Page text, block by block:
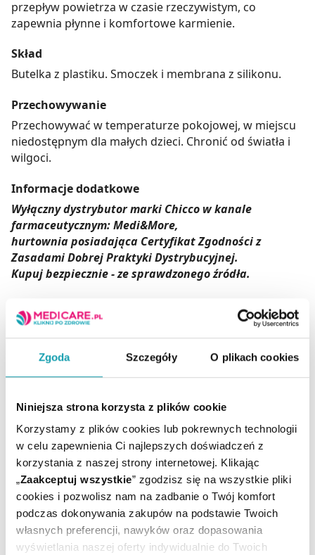
Zgoda Szczegóły O plikach cookies
Niniejsza strona korzysta z plików cookie
Korzystamy z plików cookies lub pokrewnych technologii
w celu zapewnienia Ci najlepszych doświadczeń z
korzystania z naszej strony internetowej. Klikając
„Zaakceptuj wszystkie” zgodzisz się na wszystkie pliki
cookies i pozwolisz nam na zadbanie o Twój komfort
podczas dokonywania zakupów na podstawie Twoich
własnych preferencji, nawyków oraz dopasowania
wyświetlania naszej oferty indywidualnie do Twoich
przepływ powietrza w czasie rzeczywistym, co
zapewnia płynne i komfortowe karmienie.
Skład
Butelka z plastiku. Smoczek i membrana z silikonu.
Przechowywanie
Przechowywać w temperaturze pokojowej, w miejscu
niedostępnym dla małych dzieci. Chronić od światła i
wilgoci.
Informacje dodatkowe
Wyłączny dystrybutor marki Chicco w kanale
farmaceutycznym: Medi&More,
hurtownia posiadająca Certyfikat Zgodności z
Zasadami Dobrej Praktyki Dystrybucyjnej.
Kupuj bezpiecznie - ze sprawdzonego źródła.
Ciągłe i przedłużone ssanie płynów może
powodować próchnicę.
Zawsze sprawdzać temperaturę pokarmu przed
karmieniem.
lub zużycia.
Nieużywane części przechowywać w miejscu
niedostępnym dla dzieci.
Nigdy nie przypinać do sznurków, wstążek, koronek
ani luźnych części ubranka. Dziecko może się udusić.
Nigdy nie używać smoczków na butelki jako
smoczków do uspokajania.
Zawsze używać wyrobu pod nadzorem dorosłych.
Adres producenta